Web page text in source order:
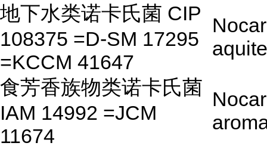
地下水类诺卡氏菌 CIP
108375 =D-SM 17295
=KCCM 41647
食芳香族物类诺卡氏菌
IAM 14992 =JCM
11674